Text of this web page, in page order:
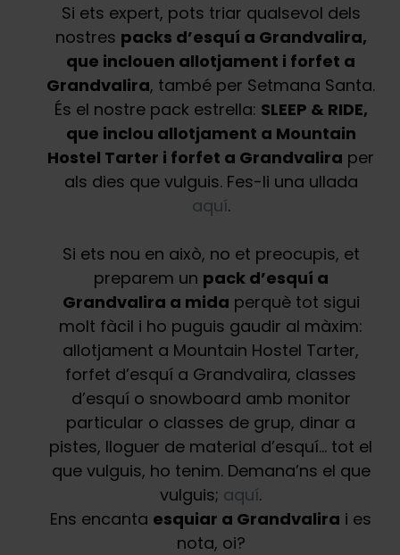
Si ets expert, pots triar qualsevol dels
nostres packs d’esquí a Grandvalira,
que inclouen allotjament i forfet a
Grandvalira, també per Setmana Santa.
És el nostre pack estrella: SLEEP & RIDE,
que inclou allotjament a Mountain
Hostel Tarter i forfet a Grandvalira per
als dies que vulguis. Fes-li una ullada
aquí.
Si ets nou en això, no et preocupis, et
preparem un pack d’esquí a
Grandvalira a mida perquè tot sigui
molt fàcil i ho puguis gaudir al màxim:
allotjament a Mountain Hostel Tarter,
forfet d’esquí a Grandvalira, classes
d’esquí o snowboard amb monitor
particular o classes de grup, dinar a
pistes, lloguer de material d’esquí… tot el
que vulguis, ho tenim. Demana’ns el que
vulguis; aquí.
Ens encanta esquiar a Grandvalira i es
nota, oi?